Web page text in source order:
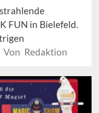
FUN in Bielefeld.
Von Redaktion